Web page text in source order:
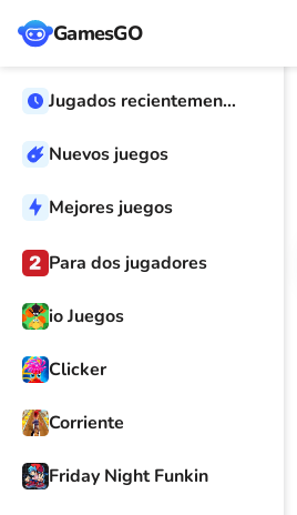
GamesGO
Jugados recientemente
Nuevos juegos
Mejores juegos
Para dos jugadores
io Juegos
Clicker
Corriente
Friday Night Funkin